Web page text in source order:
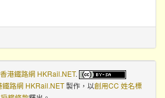
香港鐵路網 HKRail.NET.
鐵路網 HKRail.NET製作，以創用CC 姓名標